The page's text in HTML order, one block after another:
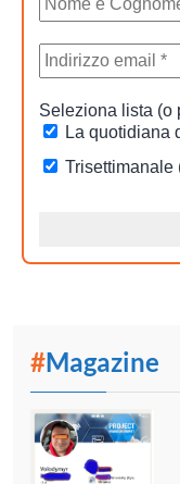
#Magazine